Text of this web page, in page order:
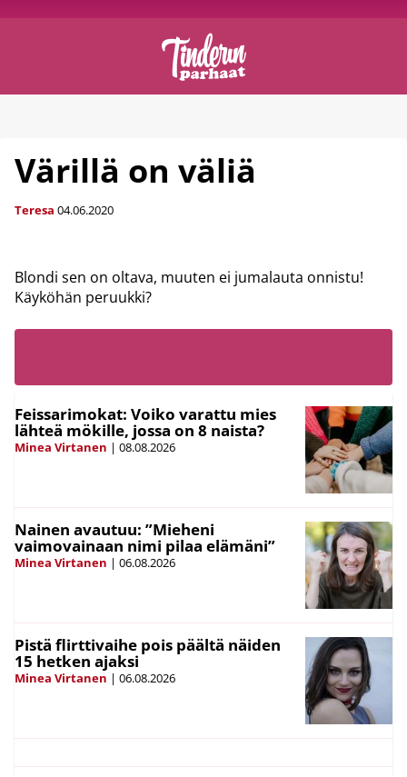
Värillä on väliä
Teresa 04.06.2020
Blondi sen on oltava, muuten ei jumalauta onnistu!
Käyköhän peruukki?
Feissarimokat: Voiko varattu mies
lähteä mökille, jossa on 8 naista?
Minea Virtanen | 08.08.2026
Nainen avautuu: ”Mieheni
vaimovainaan nimi pilaa elämäni”
Minea Virtanen | 06.08.2026
Pistä flirttivaihe pois päältä näiden
15 hetken ajaksi
Minea Virtanen | 06.08.2026